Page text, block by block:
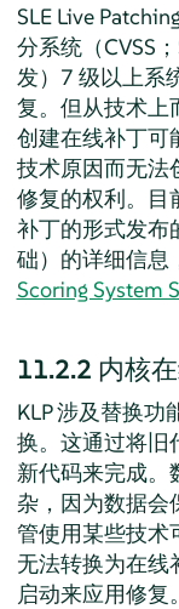
SLE Live
分系统（CVSS
发）7 级以上系
复。但从技术上
创建在线补丁可
技术原因而无法
修复的权利。目
补丁的形式发布
础）的详细信息
Scoring System
11.2.2 内核
KLP 涉及替换
换。这通过将旧
新代码来完成。
杂，因为数据会
管使用某些技术
无法转换为在线
启动来应用修复。